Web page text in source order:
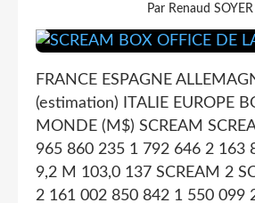
Par Renaud SOYER
FRANCE ESPAGNE
(estimation) ITALIE EUROPE
MONDE (M$) SCREAM
965 860 235 1 792 646 2 163
9,2 M 103,0 137 SCREAM 2
2 161 002 850 842 1 550 099